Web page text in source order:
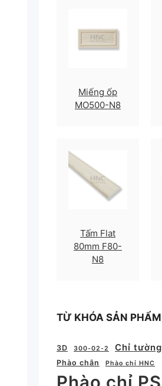
Miếng ốp
MO500-N8
Tấm Flat
80mm F80-
N8
TỪ KHÓA SẢN PHẨM
3D 300-02-2 Chỉ tường
Phào chân
Phào chỉ HNC